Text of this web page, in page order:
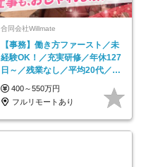
合同会社Willmate
【事務】働き方ファースト／未
経験OK！／充実研修／年休127
日～／残業なし／平均20代／リ
モートOK
400～550万円
フルリモートあり